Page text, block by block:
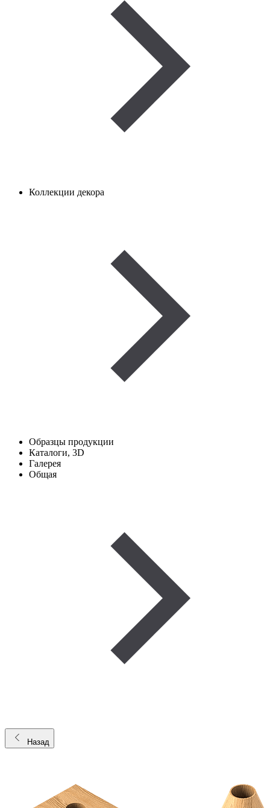
Коллекции декора
Образцы продукции
Каталоги, 3D
Галерея
Общая
Назад